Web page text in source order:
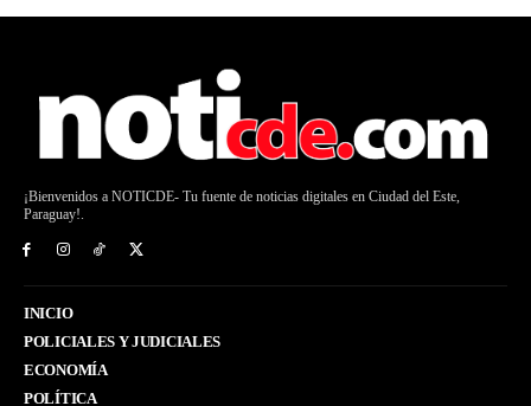
¡Bienvenidos a NOTICDE- Tu fuente de noticias digitales en Ciudad del Este,
Paraguay!.
INICIO
POLICIALES Y JUDICIALES
ECONOMÍA
POLÍTICA